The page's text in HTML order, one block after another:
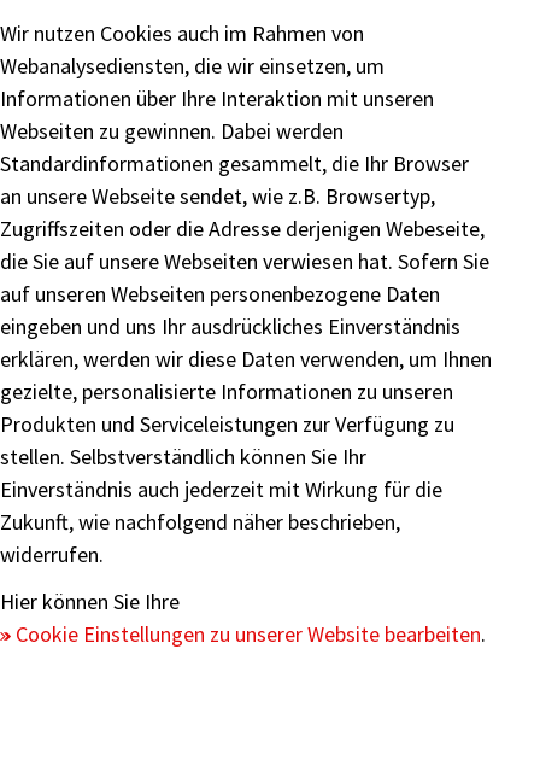
Wir nutzen Cookies auch im Rahmen von
Webanalysediensten, die wir einsetzen, um
Informationen über Ihre Interaktion mit unseren
Webseiten zu gewinnen. Dabei werden
Standardinformationen gesammelt, die Ihr Browser
an unsere Webseite sendet, wie z.B. Browsertyp,
Zugriffszeiten oder die Adresse derjenigen Webeseite,
die Sie auf unsere Webseiten verwiesen hat. Sofern Sie
auf unseren Webseiten personenbezogene Daten
eingeben und uns Ihr ausdrückliches Einverständnis
erklären, werden wir diese Daten verwenden, um Ihnen
gezielte, personalisierte Informationen zu unseren
Produkten und Serviceleistungen zur Verfügung zu
stellen. Selbstverständlich können Sie Ihr
Einverständnis auch jederzeit mit Wirkung für die
Zukunft, wie nachfolgend näher beschrieben,
widerrufen.
Hier können Sie Ihre
Cookie Einstellungen zu unserer Website bearbeiten.